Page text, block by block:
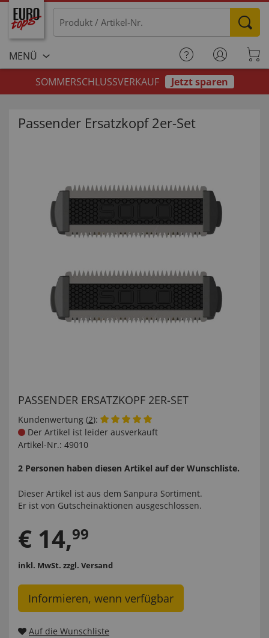
MENÜ
SOMMERSCHLUSSVERKAUF
Jetzt sparen
Passender Ersatzkopf 2er-Set
PASSENDER ERSATZKOPF 2ER-SET
Kundenwertung (2):
Der Artikel ist leider ausverkauft
Artikel-Nr.: 49010
2 Personen haben diesen Artikel auf der Wunschliste.
Dieser Artikel ist aus dem Sanpura Sortiment.
Er ist von Gutscheinaktionen ausgeschlossen.
€ 14,99
inkl. MwSt. zzgl. Versand
Informieren, wenn verfügbar
Auf die Wunschliste